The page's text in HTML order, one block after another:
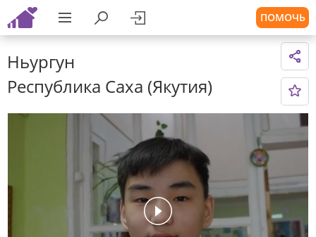
ПОМОЧЬ
Ньургун
Республика Саха (Якутия)